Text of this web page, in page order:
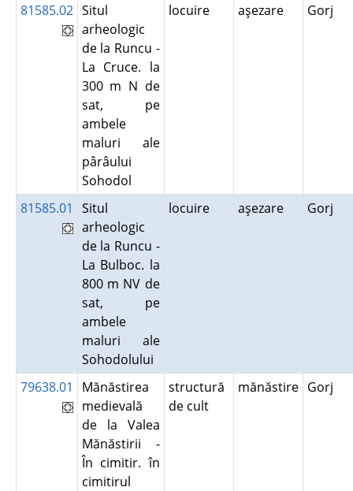
81585.02 Situl
arheologic
de la Runcu -
La Cruce. la
300 m N de
sat, pe
ambele
maluri ale
pârâului
Sohodol
locuire aşezare Gorj
81585.01
Situl
arheologic
de la Runcu -
La Bulboc. la
800 m NV de
sat, pe
ambele
maluri ale
Sohodolului
locuire aşezare Gorj
79638.01
Mănăstirea
medievală
de la Valea
Mănăstirii -
În cimitir. în
cimitirul
structură
de cult
mănăstire Gorj